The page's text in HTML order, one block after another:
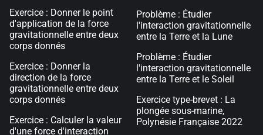
Exercice : Donner le point
d'application de la force
gravitationnelle entre deux
corps donnés
Exercice : Donner la
direction de la force
gravitationnelle entre deux
corps donnés
Exercice : Calculer la valeur
d'une force d'interaction
Problème : Étudier
l'interaction gravitationnelle
entre la Terre et la Lune
Problème : Étudier
l'interaction gravitationnelle
entre la Terre et le Soleil
Exercice type-brevet : La
plongée sous-marine,
Polynésie Française 2022